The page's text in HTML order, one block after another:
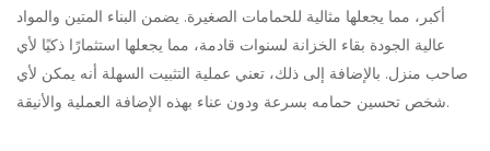
أكبر، مما يجعلها مثالية للحمامات الصغيرة. يضمن البناء المتين والمواد
عالية الجودة بقاء الخزانة لسنوات قادمة، مما يجعلها استثمارًا ذكيًا لأي
صاحب منزل. بالإضافة إلى ذلك، تعني عملية التثبيت السهلة أنه يمكن لأي
شخص تحسين حمامه بسرعة ودون عناء بهذه الإضافة العملية والأنيقة.